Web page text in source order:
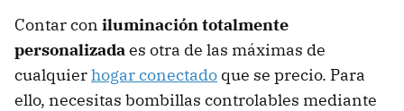
Contar con iluminación totalmente
personalizadaes otra de las máximas de
cualquierhogar conectado que se precio. Para
ello, necesitas bombillas controlables mediante